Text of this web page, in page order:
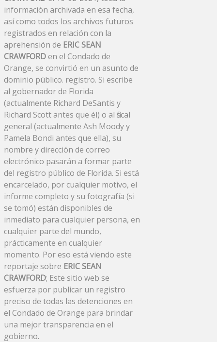
información archivada en esa fecha,
así como todos los archivos futuros
registrados en relación con la
aprehensión de ERIC SEAN
CRAWFORDen el Condado de
Orange, se convirtió en un asunto de
dominio público. registro. Si escribe
al gobernador de Florida
(actualmente Richard DeSantis y
Richard Scott antes que él) o al fiscal
general (actualmente Ash Moody y
Pamela Bondi antes que ella), su
nombre y dirección de correo
electrónico pasarán a formar parte
del registro público de Florida. Si está
encarcelado, por cualquier motivo, el
informe completo y su fotografía (si
se tomó) están disponibles de
inmediato para cualquier persona, en
cualquier parte del mundo,
prácticamente en cualquier
momento. Por eso está viendo este
reportaje sobre ERIC SEAN
CRAWFORD; Este sitio web se
esfuerza por publicar un registro
preciso de todas las detenciones en
el Condado de Orange para brindar
una mejor transparencia en el
gobierno.